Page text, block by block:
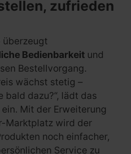
zufrieden
überzeugt
Bedienbarkeit und
Bestellvorgang.
wächst stetig –
bald dazu?“, lädt das
ein. Mit der Erweiterung
Marktplatz wird der
noch einfacher,
Service zu